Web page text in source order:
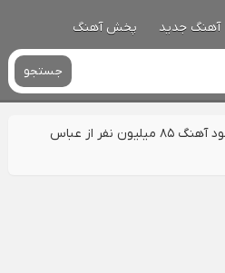
آهنگ جدید پخش آهنگ
جستجو
دانلود آهنگ ۸۵ میلیون نفر از عباس